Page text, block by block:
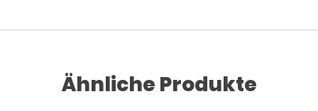
Ähnliche Produkte